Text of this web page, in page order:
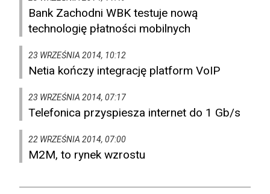
Bank Zachodni WBK testuje nową
technologię płatności mobilnych
23 WRZEŚNIA 2014, 10:12
Netia kończy integrację platform VoIP
23 WRZEŚNIA 2014, 07:17
Telefonica przyspiesza internet do 1 Gb/s
22 WRZEŚNIA 2014, 07:00
M2M, to rynek wzrostu